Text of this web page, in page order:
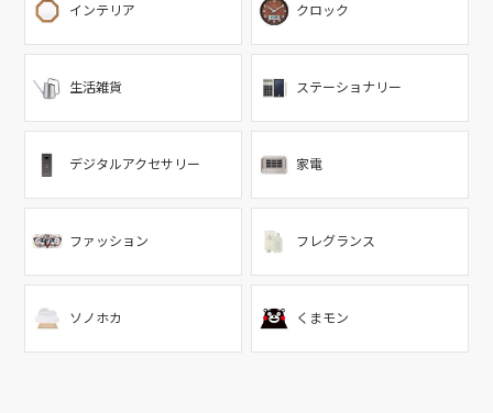
インテリア クロック
生活雑貨 ステーショナリー
デジタルアクセサリー 家電
ファッション フレグランス
ソノホカ くまモン